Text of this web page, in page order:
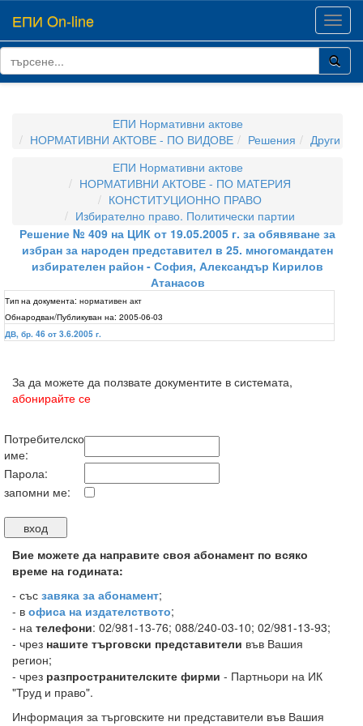
ЕПИ On-line
ЕПИ Нормативни актове
НОРМАТИВНИ АКТОВЕ - ПО ВИДОВЕ
Решения
Други
ЕПИ Нормативни актове
НОРМАТИВНИ АКТОВЕ - ПО МАТЕРИЯ
КОНСТИТУЦИОННО ПРАВО
Избирателно право. Политически партии
Решение № 409 на ЦИК от 19.05.2005 г. за обявяване за
избран за народен представител в 25. многомандатен
избирателен район - София, Александър Кирилов
Атанасов
Тип на документа: нормативен акт
Обнародван/Публикуван на: 2005-06-03
ДВ, бр. 46 от 3.6.2005 г.
За да можете да ползвате документите в системата,
абонирайте се
Потребителско
име:
Парола:
запомни ме:
Вие можете да направите своя абонамент по всяко
време на годината:
- със завяка за абонамент;
- в офиса на издателството;
- на телефони: 02/981-13-76; 088/240-03-10; 02/981-13-93;
- чрез нашите търговски представители във Вашия
регион;
- чрез разпространителските фирми - Партньори на ИК
"Труд и право".
Информация за търговските ни представители във Вашия